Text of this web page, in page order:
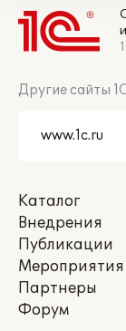
Другие сайты
Каталог
Внедрения
Публикации
Мероприятия
Партнеры
Форум